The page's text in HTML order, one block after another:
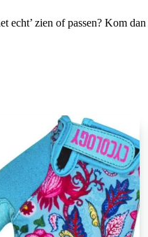
zien of passen? Kom